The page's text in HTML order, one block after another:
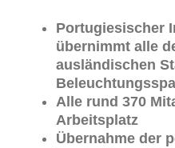
Portugiesischer
übernimmt alle
ausländischen
Alle rund 370
Arbeitsplatz
Übernahme der